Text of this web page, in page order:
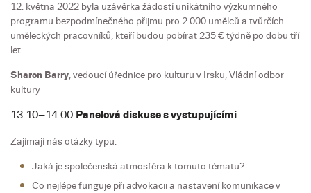
12. května 2022 byla uzávěrka žádostí unikátního výzkumného
programu bezpodmínečného přijmu pro 2 000 umělců a tvůrčích
uměleckých pracovníků, kteří budou pobírat 235 € týdně po dobu tří
let.
Sharon Barry, vedoucí úřednice pro kulturu v Irsku, Vládní odbor
kultury
13.10–14.00 Panelová diskuse s vystupujícími
Zajímají nás otázky typu:
Jaká je společenská atmosféra k tomuto tématu?
Co nejlépe funguje při advokacii a nastavení komunikace v